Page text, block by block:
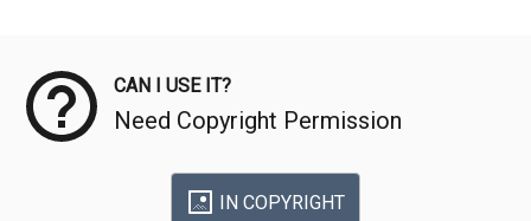
CAN I USE IT?
Need Copyright Permission
IN COPYRIGHT